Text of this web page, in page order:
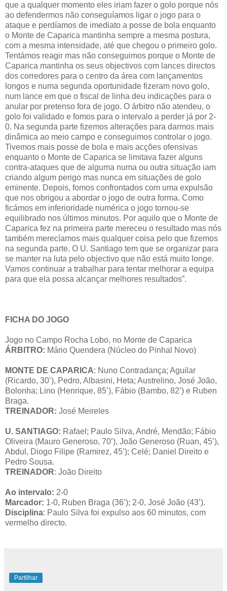
que a qualquer momento eles iriam fazer o golo porque nós
ao defendermos não conseguíamos ligar o jogo para o
ataque e perdíamos de imediato a posse de bola enquanto
o Monte de Caparica mantinha sempre a mesma postura,
com a mesma intensidade, até que chegou o primeiro golo.
Tentámos reagir mas não conseguimos porque o Monte de
Caparica mantinha os seus objectivos com lances directos
dos corredores para o centro da área com lançamentos
longos e numa segunda oportunidade fizeram novo golo,
num lance em que o fiscal de linha deu indicações para o
anular por pretenso fora de jogo. O árbitro não atendeu, o
golo foi validado e fomos para o intervalo a perder já por 2-
0. Na segunda parte fizemos alterações para darmos mais
dinâmica ao meio campo e conseguimos controlar o jogo.
Tivemos mais posse de bola e mais acções ofensivas
enquanto o Monte de Caparica se limitava fazer alguns
contra-ataques que de alguma numa ou outra situação iam
criando algum perigo mas nunca em situações de golo
eminente. Depois, fomos confrontados com uma expulsão
que nos obrigou a abordar o jogo de outra forma. Como
ficámos em inferioridade numérica o jogo tornou-se
equilibrado nos últimos minutos. Por aquilo que o Monte de
Caparica fez na primeira parte mereceu o resultado mas nós
também merecíamos mais qualquer coisa pelo que fizemos
na segunda parte. O U. Santiago tem que se organizar para
se manter na luta pelo objectivo que não está muito longe.
Vamos continuar a trabalhar para tentar melhorar a equipa
para que ela possa alcançar melhores resultados”.
FICHA DO JOGO
Jogo no Campo Rocha Lobo, no Monte de Caparica
ÁRBITRO: Mário Quendera (Núcleo do Pinhal Novo)
MONTE DE CAPARICA: Nuno Contradança; Aguilar
(Ricardo, 30’), Pedro, Albasini, Heta; Austrelino, José João,
Bolonha; Lino (Henrique, 85’), Fábio (Bambo, 82’) e Ruben
Braga.
TREINADOR: José Meireles
U. SANTIAGO: Rafael; Paulo Silva, André, Mendão; Fábio
Oliveira (Mauro Generoso, 70’), João Generoso (Ruan, 45’),
Abdul, Diogo Filipe (Ramirez, 45’); Celé; Daniel Direito e
Pedro Sousa.
TREINADOR: João Direito
Ao intervalo: 2-0
Marcador: 1-0, Ruben Braga (36’); 2-0, José João (43’).
Disciplina: Paulo Silva foi expulso aos 60 minutos, com
vermelho directo.
Partilhar